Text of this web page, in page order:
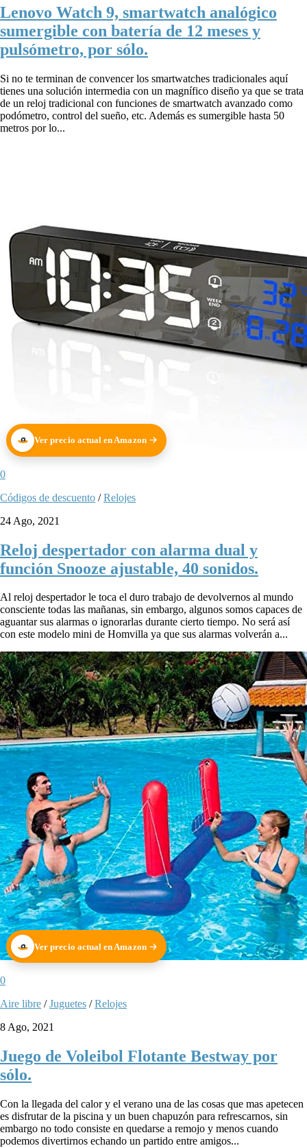
Lenovo Watch 9, smartwatch analógico
sumergible con batería de 12 meses y
pulsómetro, por sólo.
Si no te terminan de convencer los smartwatches tradicionales aquí
tienes una solución intermedia con un magnífico diseño ya que se trata
de un reloj tradicional con funciones de smartwatch avanzado como
podómetro, control del sueño, etc. Además es sumergible hasta 50
metros por lo...
Ver precio actual en Amazon
0
Códigos de descuento /Relojes
24 Ago, 2021
Reloj despertador con alarma dual y
función Snooze ajustable, 40 sonidos.
Al reloj despertador le toca el duro trabajo de devolvernos al mundo
consciente todas las mañanas, sin embargo, algunos somos capaces de
aguantar sus alarmas o ignorarlas durante cierto tiempo. No será así
con este modelo mini de Homvilla ya que sus alarmas volverán a...
Ver precio actual en Amazon
0
Aire libre /Juguetes /Relojes
8 Ago, 2021
Juego de Voleibol Flotante Bestway por
sólo.
Con la llegada del calor y el verano una de las cosas que mas apetecen
es disfrutar de la piscina y un buen chapuzón para refrescarnos, sin
embargo no todo consiste en quedarse a remojo y menos cuando
podemos divertirnos echando un partido entre amigos...